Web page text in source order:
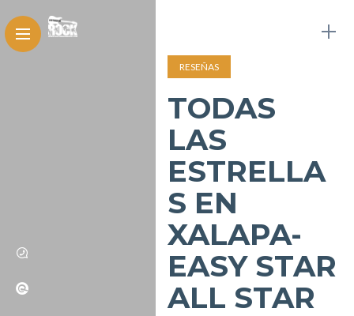
RESEÑAS
TODAS
LAS
ESTRELLA
S EN
XALAPA-
EASY STAR
ALL STAR